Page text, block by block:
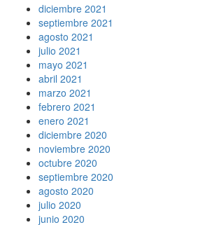
diciembre 2021
septiembre 2021
agosto 2021
julio 2021
mayo 2021
abril 2021
marzo 2021
febrero 2021
enero 2021
diciembre 2020
noviembre 2020
octubre 2020
septiembre 2020
agosto 2020
julio 2020
junio 2020